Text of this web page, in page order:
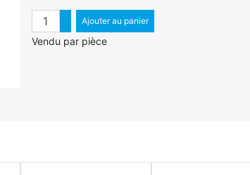
QuantitéAugmenter quantité
Diminuer quantité
Ajouter au panier
Vendu par pièce